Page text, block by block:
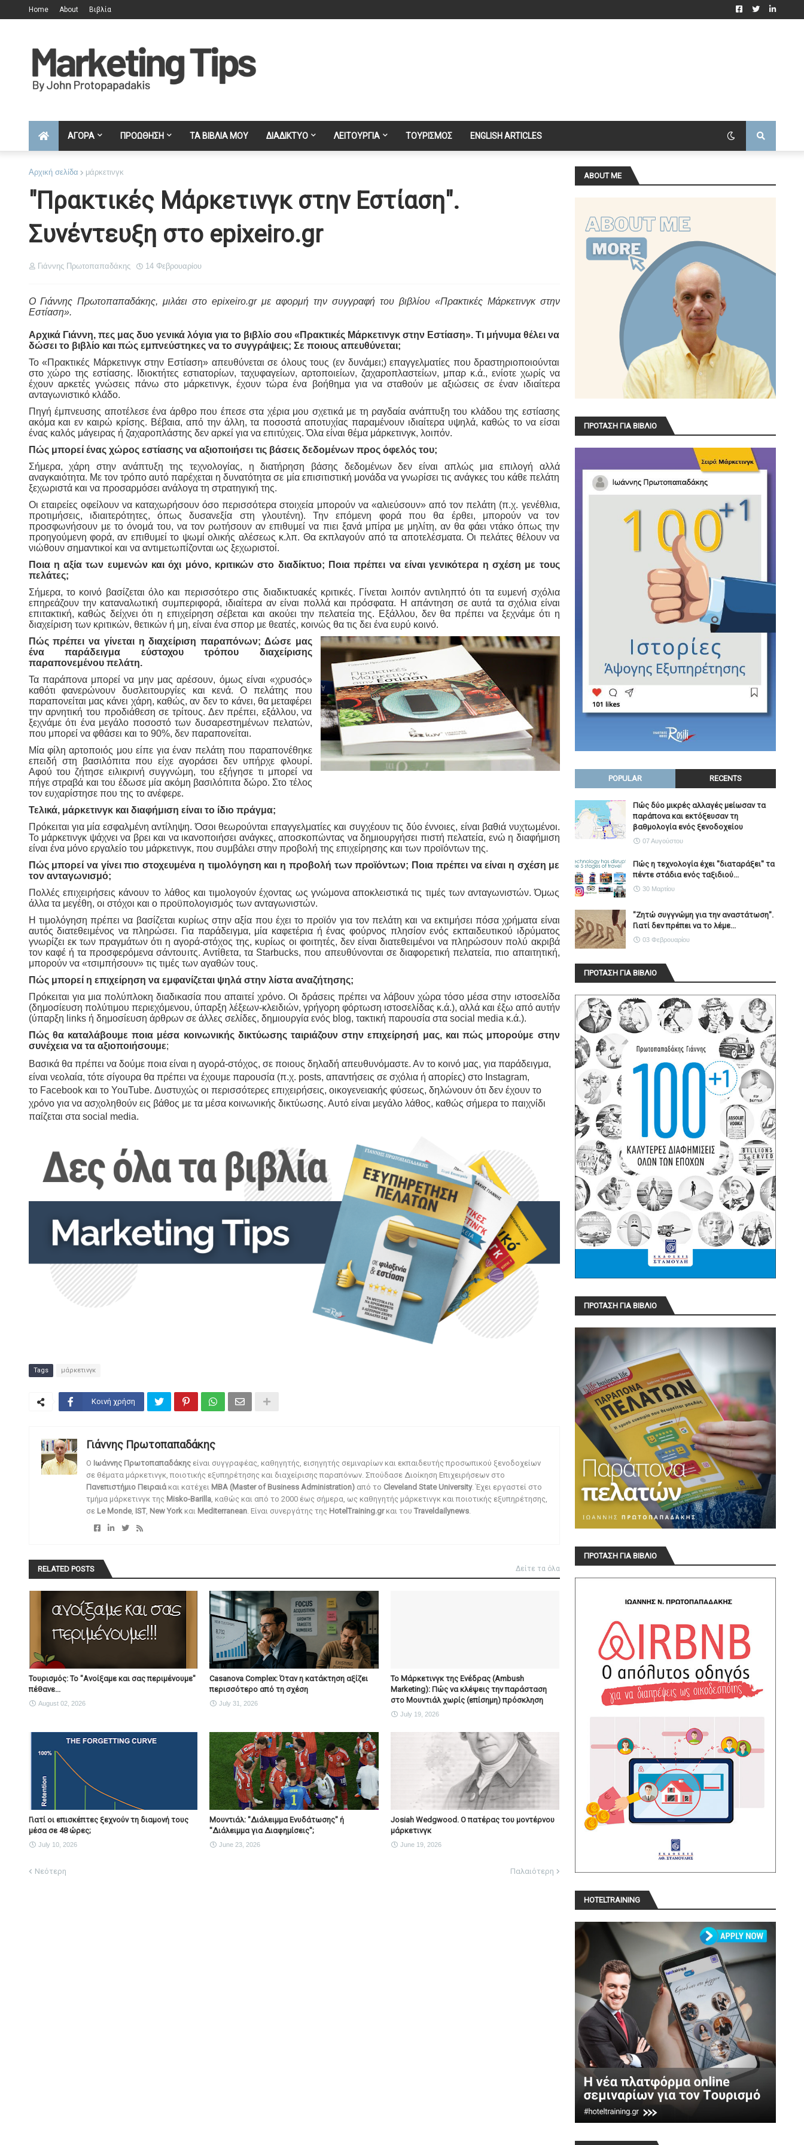
Home About Βιβλία
ΑΓΟΡΑ ΠΡΟΩΘΗΣΗ ΤΑ ΒΙΒΛΙΑ ΜΟΥ ΔΙΑΔΙΚΤΥΟ ΛΕΙΤΟΥΡΓΙΑ ΤΟΥΡΙΣΜΟΣ ENGLISH ARTICLES
Αρχική σελίδα μάρκετινγκ
"Πρακτικές Μάρκετινγκ στην Εστίαση".
Συνέντευξη στο epixeiro.gr
Γιάννης Πρωτοπαπαδάκης 14 Φεβρουαρίου
Ο Γιάννης Πρωτοπαπαδάκης, μιλάει στο epixeiro.gr με αφορμή την συγγραφή του βιβλίου «Πρακτικές Μάρκετινγκ στην
Εστίαση».
Αρχικά Γιάννη, πες μας δυο γενικά λόγια για το βιβλίο σου «Πρακτικές Μάρκετινγκ στην Εστίαση». Τι μήνυμα θέλει να
δώσει το βιβλίο και πώς εμπνεύστηκες να το συγγράψεις; Σε ποιους απευθύνεται;
Το «Πρακτικές Μάρκετινγκ στην Εστίαση» απευθύνεται σε όλους τους (εν δυνάμει;) επαγγελματίες που δραστηριοποιούνται
στο χώρο της εστίασης. Ιδιοκτήτες εστιατορίων, ταχυφαγείων, αρτοποιείων, ζαχαροπλαστείων, μπαρ κ.ά., ενίοτε χωρίς να
έχουν αρκετές γνώσεις πάνω στο μάρκετινγκ, έχουν τώρα ένα βοήθημα για να σταθούν με αξιώσεις σε έναν ιδιαίτερα
ανταγωνιστικό κλάδο.
Πηγή έμπνευσης αποτέλεσε ένα άρθρο που έπεσε στα χέρια μου σχετικά με τη ραγδαία ανάπτυξη του κλάδου της εστίασης
ακόμα και εν καιρώ κρίσης. Βέβαια, από την άλλη, τα ποσοστά αποτυχίας παραμένουν ιδιαίτερα υψηλά, καθώς το να είσαι
ένας καλός μάγειρας ή ζαχαροπλάστης δεν αρκεί για να επιτύχεις. Όλα είναι θέμα μάρκετινγκ, λοιπόν.
Πώς μπορεί ένας χώρος εστίασης να αξιοποιήσει τις βάσεις δεδομένων προς όφελός του;
Σήμερα, χάρη στην ανάπτυξη της τεχνολογίας, η διατήρηση βάσης δεδομένων δεν είναι απλώς μια επιλογή αλλά
αναγκαιότητα. Με τον τρόπο αυτό παρέχεται η δυνατότητα σε μία επισιτιστική μονάδα να γνωρίσει τις ανάγκες του κάθε πελάτη
ξεχωριστά και να προσαρμόσει ανάλογα τη στρατηγική της.
Οι εταιρείες οφείλουν να καταχωρήσουν όσο περισσότερα στοιχεία μπορούν να «αλιεύσουν» από τον πελάτη (π.χ. γενέθλια,
προτιμήσεις, ιδιαιτερότητες, όπως δυσανεξία στη γλουτένη). Την επόμενη φορά που θα έρθει, μπορούν να τον
προσφωνήσουν με το όνομά του, να τον ρωτήσουν αν επιθυμεί να πιει ξανά μπίρα με μηλίτη, αν θα φάει ντάκο όπως την
προηγούμενη φορά, αν επιθυμεί το ψωμί ολικής αλέσεως κ.λπ. Θα εκπλαγούν από τα αποτελέσματα. Οι πελάτες θέλουν να
νιώθουν σημαντικοί και να αντιμετωπίζονται ως ξεχωριστοί.
Ποια η αξία των ευμενών και όχι μόνο, κριτικών στο διαδίκτυο; Ποια πρέπει να είναι γενικότερα η σχέση με τους
πελάτες;
Σήμερα, το κοινό βασίζεται όλο και περισσότερο στις διαδικτυακές κριτικές. Γίνεται λοιπόν αντιληπτό ότι τα ευμενή σχόλια
επηρεάζουν την καταναλωτική συμπεριφορά, ιδιαίτερα αν είναι πολλά και πρόσφατα. Η απάντηση σε αυτά τα σχόλια είναι
επιτακτική, καθώς δείχνει ότι η επιχείρηση σέβεται και ακούει την πελατεία της. Εξάλλου, δεν θα πρέπει να ξεχνάμε ότι η
διαχείριση των κριτικών, θετικών ή μη, είναι ένα σπορ με θεατές, κοινώς θα τις δει ένα ευρύ κοινό.
Πώς πρέπει να γίνεται η διαχείριση παραπόνων; Δώσε μας
ένα παράδειγμα εύστοχου τρόπου διαχείρισης
παραπονεμένου πελάτη.
Τα παράπονα μπορεί να μην μας αρέσουν, όμως είναι «χρυσός»
καθότι φανερώνουν δυσλειτουργίες και κενά. Ο πελάτης που
παραπονείται μας κάνει χάρη, καθώς, αν δεν το κάνει, θα μεταφέρει
την αρνητική του προδιάθεση σε τρίτους. Δεν πρέπει, εξάλλου, να
ξεχνάμε ότι ένα μεγάλο ποσοστό των δυσαρεστημένων πελατών,
που μπορεί να φθάσει και το 90%, δεν παραπονείται.
Μία φίλη αρτοποιός μου είπε για έναν πελάτη που παραπονέθηκε
επειδή στη βασιλόπιτα που είχε αγοράσει δεν υπήρχε φλουρί.
Αφού του ζήτησε ειλικρινή συγγνώμη, του εξήγησε τι μπορεί να
πήγε στραβά και του έδωσε μία ακόμη βασιλόπιτα δώρο. Στο τέλος
τον ευχαρίστησε που της το ανέφερε.
Τελικά, μάρκετινγκ και διαφήμιση είναι το ίδιο πράγμα;
Πρόκειται για μία εσφαλμένη αντίληψη. Όσοι θεωρούνται επαγγελματίες και συγχέουν τις δύο έννοιες, είναι βαθιά νυχτωμένοι.
Το μάρκετινγκ ψάχνει να βρει και να ικανοποιήσει ανάγκες, αποσκοπώντας να δημιουργήσει πιστή πελατεία, ενώ η διαφήμιση
είναι ένα μόνο εργαλείο του μάρκετινγκ, που συμβάλει στην προβολή της επιχείρησης και των προϊόντων της.
Πώς μπορεί να γίνει πιο στοχευμένα η τιμολόγηση και η προβολή των προϊόντων; Ποια πρέπει να είναι η σχέση με
τον ανταγωνισμό;
Πολλές επιχειρήσεις κάνουν το λάθος και τιμολογούν έχοντας ως γνώμονα αποκλειστικά τις τιμές των ανταγωνιστών. Όμως
άλλα τα μεγέθη, οι στόχοι και ο προϋπολογισμός των ανταγωνιστών.
Η τιμολόγηση πρέπει να βασίζεται κυρίως στην αξία που έχει το προϊόν για τον πελάτη και να εκτιμήσει πόσα χρήματα είναι
αυτός διατεθειμένος να πληρώσει. Για παράδειγμα, μία καφετέρια ή ένας φούρνος πλησίον ενός εκπαιδευτικού ιδρύματος
γνωρίζει εκ των πραγμάτων ότι η αγορά-στόχος της, κυρίως οι φοιτητές, δεν είναι διατεθειμένοι να πληρώσουν πολύ ακριβά
τον καφέ ή τα προσφερόμενα σάντουιτς. Αντίθετα, τα Starbucks, που απευθύνονται σε διαφορετική πελατεία, πιο απαιτητική,
μπορούν να «τσιμπήσουν» τις τιμές των αγαθών τους.
Πώς μπορεί η επιχείρηση να εμφανίζεται ψηλά στην λίστα αναζήτησης;
Πρόκειται για μια πολύπλοκη διαδικασία που απαιτεί χρόνο. Οι δράσεις πρέπει να λάβουν χώρα τόσο μέσα στην ιστοσελίδα
(δημοσίευση πολύτιμου περιεχόμενου, ύπαρξη λέξεων-κλειδιών, γρήγορη φόρτωση ιστοσελίδας κ.ά.), αλλά και έξω από αυτήν
(ύπαρξη links ή δημοσίευση άρθρων σε άλλες σελίδες, δημιουργία ενός blog, τακτική παρουσία στα social media κ.ά.).
Πώς θα καταλάβουμε ποια μέσα κοινωνικής δικτύωσης ταιριάζουν στην επιχείρησή μας, και πώς μπορούμε στην
συνέχεια να τα αξιοποιήσουμε;
Βασικά θα πρέπει να δούμε ποια είναι η αγορά-στόχος, σε ποιους δηλαδή απευθυνόμαστε. Αν το κοινό μας, για παράδειγμα,
είναι νεολαία, τότε σίγουρα θα πρέπει να έχουμε παρουσία (π.χ. posts, απαντήσεις σε σχόλια ή απορίες) στο Instagram,
το Facebook και το YouTube. Δυστυχώς οι περισσότερες επιχειρήσεις, οικογενειακής φύσεως, δηλώνουν ότι δεν έχουν το
χρόνο για να ασχοληθούν εις βάθος με τα μέσα κοινωνικής δικτύωσης. Αυτό είναι μεγάλο λάθος, καθώς σήμερα το παιχνίδι
παίζεται στα social media.
Tags μάρκετινγκ
Κοινή χρήση
Γιάννης Πρωτοπαπαδάκης
O Ιωάννης Πρωτοπαπαδάκης είναι συγγραφέας, καθηγητής, εισηγητής σεμιναρίων και εκπαιδευτής προσωπικού ξενοδοχείων
σε θέματα μάρκετινγκ, ποιοτικής εξυπηρέτησης και διαχείρισης παραπόνων. Σπούδασε Διοίκηση Επιχειρήσεων στο
Πανεπιστήμιο Πειραιάκαι κατέχει MBA (Master of Business Administration)από το Cleveland State University. Έχει εργαστεί στο
τμήμα μάρκετινγκ της Misko-Barilla, καθώς και από το 2000 έως σήμερα, ως καθηγητής μάρκετινγκ και ποιοτικής εξυπηρέτησης,
σε Le Monde, IST, New Yorkκαι Mediterranean. Είναι συνεργάτης της HotelTraining.grκαι του Traveldailynews.
RELATED POSTS Δείτε τα όλα
Τουρισμός: Το "Ανοίξαμε και σας περιμένουμε"
πέθανε...
August 02, 2026
Casanova Complex: Όταν η κατάκτηση αξίζει
περισσότερο από τη σχέση
July 31, 2026
To Μάρκετινγκ της Ενέδρας (Ambush
Marketing): Πώς να κλέψεις την παράσταση
στο Μουντιάλ χωρίς (επίσημη) πρόσκληση
July 19, 2026
Γιατί οι επισκέπτες ξεχνούν τη διαμονή τους
μέσα σε 48 ώρες;
July 10, 2026
Μουντιάλ: "Διάλειμμα Ενυδάτωσης" ή
"Διάλειμμα για Διαφημίσεις";
June 23, 2026
Josiah Wedgwood. Ο πατέρας του μοντέρνου
μάρκετινγκ
June 19, 2026
Νεότερη Παλαιότερη
ABOUT ME
ΠΡΟΤΑΣΗ ΓΙΑ ΒΙΒΛΙΟ
POPULAR RECENTS
Πώς δύο μικρές αλλαγές μείωσαν τα
παράπονα και εκτόξευσαν τη
βαθμολογία ενός ξενοδοχείου
07 Αυγούστου
Πώς η τεχνολογία έχει ''διαταράξει'' τα
πέντε στάδια ενός ταξιδιού...
30 Μαρτίου
"Ζητώ συγγνώμη για την αναστάτωση".
Γιατί δεν πρέπει να το λέμε...
03 Φεβρουαρίου
ΠΡΟΤΑΣΗ ΓΙΑ ΒΙΒΛΙΟ
ΠΡΟΤΑΣΗ ΓΙΑ ΒΙΒΛΙΟ
ΠΡΟΤΑΣΗ ΓΙΑ ΒΙΒΛΙΟ
HOTELTRAINING